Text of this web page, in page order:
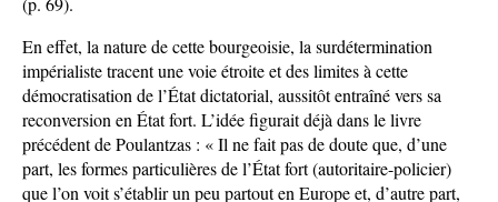
En effet, la nature de cette bourgeoisie, la surdétermination
impérialiste tracent une voie étroite et des limites à cette
démocratisation de l’État dictatorial, aussitôt entraîné vers sa
reconversion en État fort. L’idée figurait déjà dans le livre
précédent de Poulantzas : « Il ne fait pas de doute que, d’une
part, les formes particulières de l’État fort (autoritaire-policier)
que l’on voit s’établir un peu partout en Europe et, d’autre part,